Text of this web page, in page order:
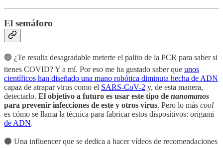
El semáforo
🟢 ¿Te resulta desagradable meterte el palito de la PCR para saber si
tienes COVID? Y a mí. Por eso me ha gustado saber que unos
científicos han diseñado una mano robótica diminuta hecha de ADN
capaz de atrapar virus como el SARS-CoV-2 y, de esta manera,
detectarlo. El objetivo a futuro es usar este tipo de nanomanos
para prevenir infecciones de este y otros virus. Pero lo más cool
es cómo se llama la técnica para fabricar estos dispositivos: origami
de ADN.
🟠 Una influencer que se dedica a hacer vídeos de recomendaciones